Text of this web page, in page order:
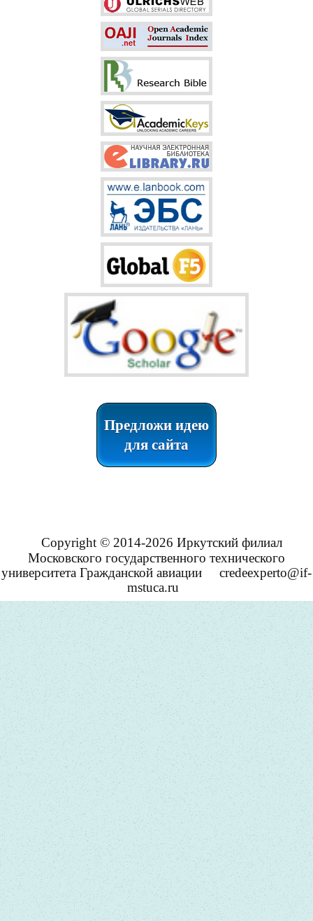
Предложи идею
для сайта
Copyright © 2014-2026 Иркутский филиал
Московского государственного технического
университета Гражданской авиации
credeexperto@if-
mstuca.ru